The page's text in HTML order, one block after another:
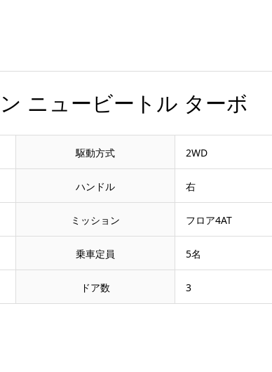
ニュービートル ターボ
駆動方式 2WD
ハンドル 右
ミッション フロア4AT
乗車定員 5名
ドア数 3